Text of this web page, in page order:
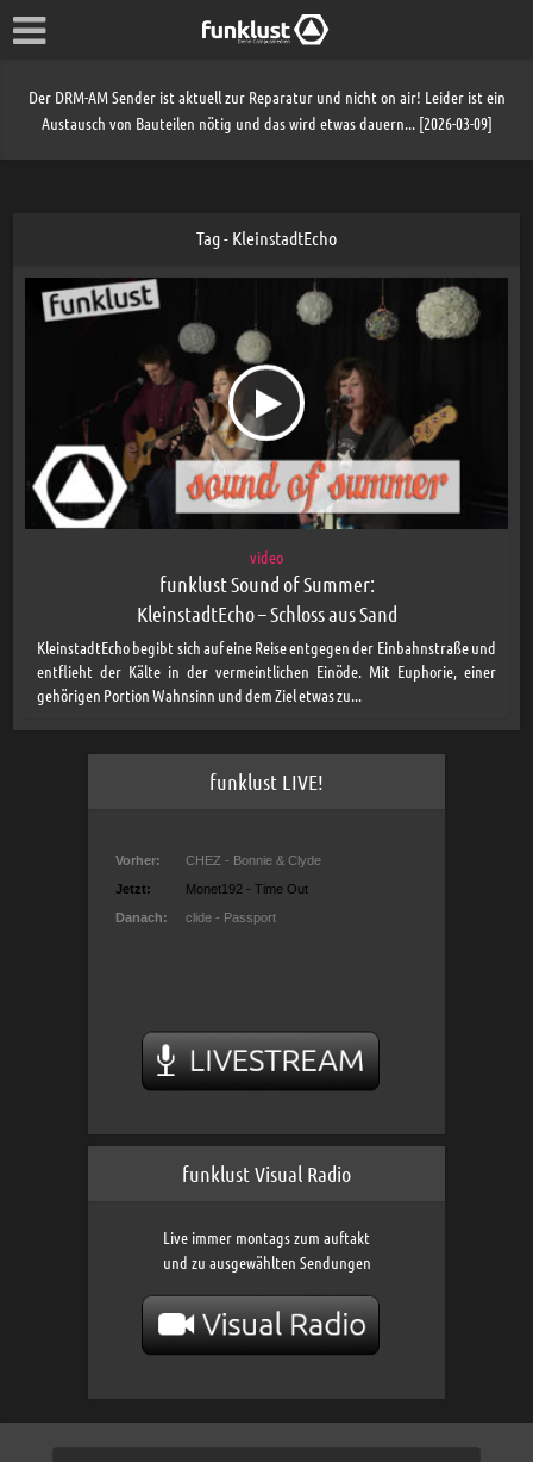
Der DRM-AM Sender ist aktuell zur Reparatur und nicht on air! Leider ist ein
Austausch von Bauteilen nötig und das wird etwas dauern... [2026-03-09]
Tag - KleinstadtEcho
video
funklust Sound of Summer:
KleinstadtEcho – Schloss aus Sand
KleinstadtEcho begibt sich auf eine Reise entgegen der Einbahnstraße und
entflieht der Kälte in der vermeintlichen Einöde. Mit Euphorie, einer
gehörigen Portion Wahnsinn und dem Ziel etwas zu...
funklust LIVE!
funklust Visual Radio
Live immer montags zum auftakt
und zu ausgewählten Sendungen